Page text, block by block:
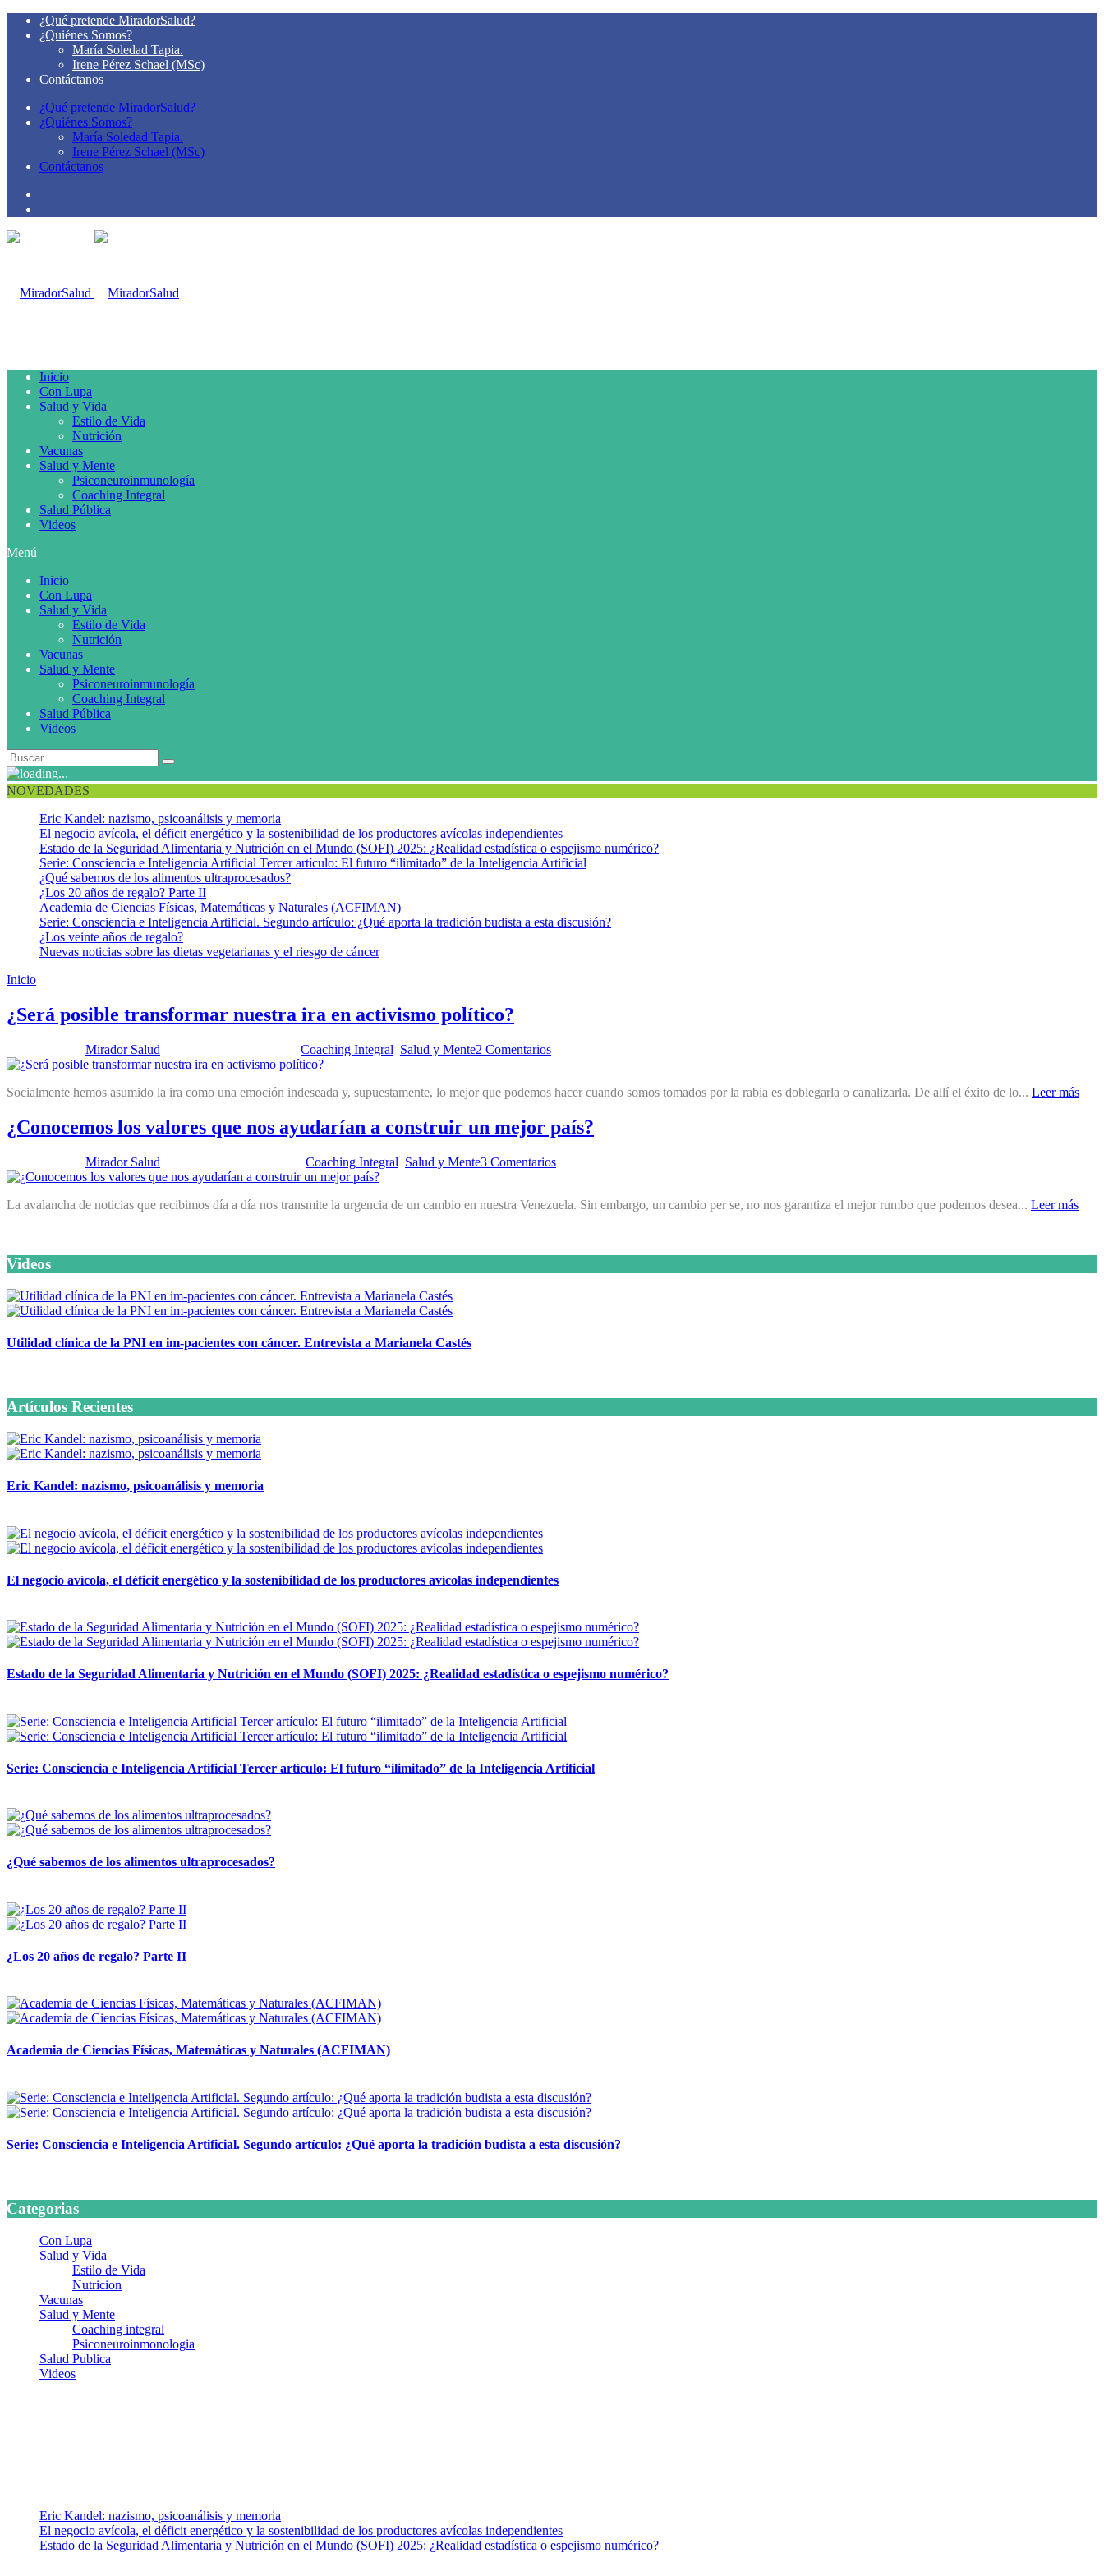
¿Qué pretende MiradorSalud?
¿Quiénes Somos?
María Soledad Tapia.
Irene Pérez Schael (MSc)
Contáctanos
¿Qué pretende MiradorSalud?
¿Quiénes Somos?
María Soledad Tapia.
Irene Pérez Schael (MSc)
Contáctanos
Inicio
Con Lupa
Salud y Vida
Estilo de Vida
Nutrición
Vacunas
Salud y Mente
Psiconeuroinmunología
Coaching Integral
Salud Pública
Videos
Menú
Inicio
Con Lupa
Salud y Vida
Estilo de Vida
Nutrición
Vacunas
Salud y Mente
Psiconeuroinmunología
Coaching Integral
Salud Pública
Videos
NOVEDADES
Eric Kandel: nazismo, psicoanálisis y memoria
El negocio avícola, el déficit energético y la sostenibilidad de los productores avícolas independientes
Estado de la Seguridad Alimentaria y Nutrición en el Mundo (SOFI) 2025: ¿Realidad estadística o espejismo numérico?
Serie: Consciencia e Inteligencia Artificial Tercer artículo: El futuro “ilimitado” de la Inteligencia Artificial
¿Qué sabemos de los alimentos ultraprocesados?
¿Los 20 años de regalo? Parte II
Academia de Ciencias Físicas, Matemáticas y Naturales (ACFIMAN)
Serie: Consciencia e Inteligencia Artificial. Segundo artículo: ¿Qué aporta la tradición budista a esta discusión?
¿Los veinte años de regalo?
Nuevas noticias sobre las dietas vegetarianas y el riesgo de cáncer
Inicio
¿Será posible transformar nuestra ira en activismo político?
Mirador Salud Coaching Integral Salud y Mente2 Comentarios
Socialmente hemos asumido la ira como una emoción indeseada y, supuestamente, lo mejor que podemos hacer cuando somos tomados por la rabia es doblegarla o canalizarla. De allí el éxito de lo... Leer más
¿Conocemos los valores que nos ayudarían a construir un mejor país?
Mirador Salud Coaching Integral Salud y Mente3 Comentarios
La avalancha de noticias que recibimos día a día nos transmite la urgencia de un cambio en nuestra Venezuela. Sin embargo, un cambio per se, no nos garantiza el mejor rumbo que podemos desea... Leer más
Videos
Utilidad clínica de la PNI en im-pacientes con cáncer. Entrevista a Marianela Castés
Artículos Recientes
Eric Kandel: nazismo, psicoanálisis y memoria
El negocio avícola, el déficit energético y la sostenibilidad de los productores avícolas independientes
Estado de la Seguridad Alimentaria y Nutrición en el Mundo (SOFI) 2025: ¿Realidad estadística o espejismo numérico?
Serie: Consciencia e Inteligencia Artificial Tercer artículo: El futuro “ilimitado” de la Inteligencia Artificial
¿Qué sabemos de los alimentos ultraprocesados?
¿Los 20 años de regalo? Parte II
Academia de Ciencias Físicas, Matemáticas y Naturales (ACFIMAN)
Serie: Consciencia e Inteligencia Artificial. Segundo artículo: ¿Qué aporta la tradición budista a esta discusión?
Categorias
Con Lupa
Salud y Vida
Estilo de Vida
Nutricion
Vacunas
Salud y Mente
Coaching integral
Psiconeuroinmonologia
Salud Publica
Videos
Eric Kandel: nazismo, psicoanálisis y memoria
El negocio avícola, el déficit energético y la sostenibilidad de los productores avícolas independientes
Estado de la Seguridad Alimentaria y Nutrición en el Mundo (SOFI) 2025: ¿Realidad estadística o espejismo numérico?